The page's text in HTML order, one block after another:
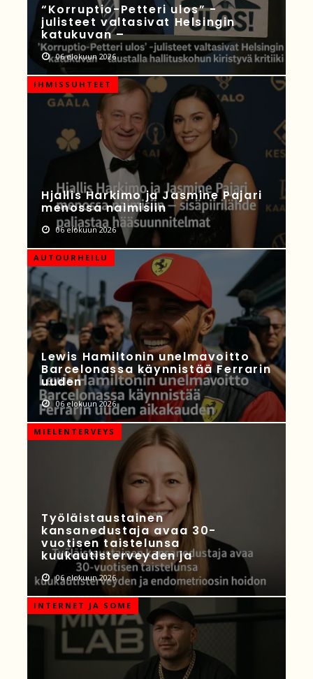
“Korruptio-Petteri ulos” -
julisteet valtasivat Helsingin
katukuvan –
06 elokuun 2026
IHMISSUHTEET
Hjallis Harkimo ja Jasmine Pajari
menossa naimisiin
06 elokuun 2026
AUTOURHEILU
Lewis Hamiltonin unelmavoitto
Barcelonassa käynnistää Ferrarin
uuden
06 elokuun 2026
MIELENTERVEYS
Työläistaustainen
kansanedustaja avaa 30-
vuotisen taistelunsa
kuukautisterveyden ja
06 elokuun 2026
INTERNET JA SOME